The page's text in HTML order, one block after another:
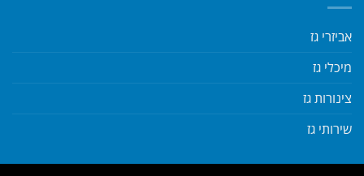
אביזרי גז
מיכלי גז
צינורות גז
שירותי גז